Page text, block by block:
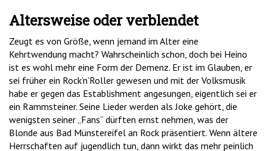
Altersweise oder verblendet
Zeugt es von Größe, wenn jemand im Alter eine
Kehrtwendung macht? Wahrscheinlich schon, doch bei Heino
ist es wohl mehr eine Form der Demenz. Er ist im Glauben, er
sei früher ein Rock’n’Roller gewesen und mit der Volksmusik
habe er gegen das Establishment angesungen, eigentlich sei er
ein Rammsteiner. Seine Lieder werden als Joke gehört, die
wenigsten seiner „Fans“ dürften ernst nehmen, was der
Blonde aus Bad Münstereifel an Rock präsentiert. Wenn ältere
Herrschaften auf jugendlich tun, dann wirkt das mehr peinlich